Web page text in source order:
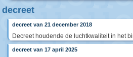
decreet
decreet van 21 december 2018
Decreet houdende de luchtkwaliteit in het
decreet van 17 april 2025